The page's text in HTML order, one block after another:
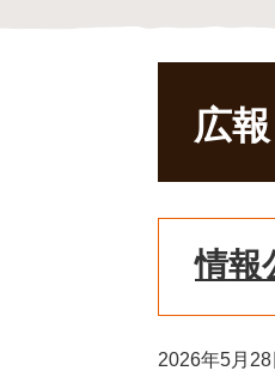
広
情報
2026年5月